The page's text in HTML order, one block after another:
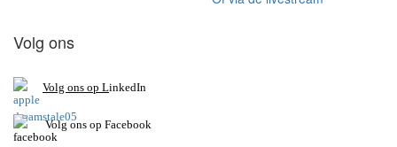
Volg ons
Volg ons op LinkedIn
Volg ons op Facebook